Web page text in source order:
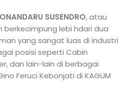
SUSENDRO, atau
berkecimpung lebi hdari dua
yang sangat luas di industri
posisi seperti Cabin
dan lain-lain di berbagai
Feruci Kebonjati di KAGUM